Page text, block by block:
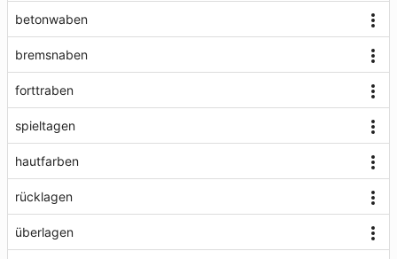
betonwaben
bremsnaben
forttraben
spieltagen
hautfarben
rücklagen
überlagen